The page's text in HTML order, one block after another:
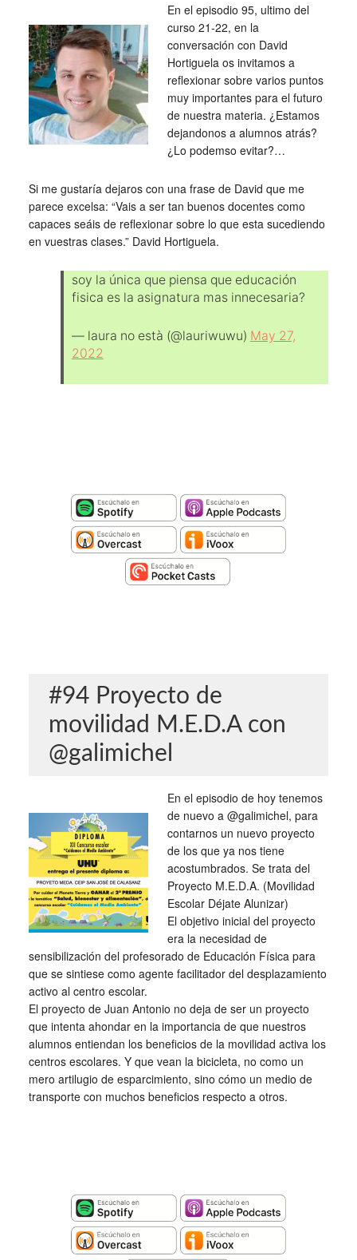
En el episodio 95, ultimo del
curso 21-22, en la
conversación con David
Hortiguela os invitamos a
reflexionar sobre varios puntos
muy importantes para el futuro
de nuestra materia. ¿Estamos
dejandonos a alumnos atrás?
¿Lo podemso evitar?…
Si me gustaría dejaros con una frase de David que me
parece excelsa: “Vais a ser tan buenos docentes como
capaces seáis de reflexionar sobre lo que esta sucediendo
en vuestras clases.” David Hortiguela.
soy la única que piensa que educación
fisica es la asignatura mas innecesaria?
— laura no està (@lauriwuwu) May 27,
2022
#94 Proyecto de
movilidad M.E.D.A con
@galimichel
En el episodio de hoy tenemos
de nuevo a @galimichel, para
contarnos un nuevo proyecto
de los que ya nos tiene
acostumbrados. Se trata del
Proyecto M.E.D.A. (Movilidad
Escolar Déjate Alunizar)
El objetivo inicial del proyecto
era la necesidad de
sensibilización del profesorado de Educación Física para
que se sintiese como agente facilitador del desplazamiento
activo al centro escolar.
El proyecto de Juan Antonio no deja de ser un proyecto
que intenta ahondar en la importancia de que nuestros
alumnos entiendan los beneficios de la movilidad activa los
centros escolares. Y que vean la bicicleta, no como un
mero artilugio de esparcimiento, sino cómo un medio de
transporte con muchos beneficios respecto a otros.